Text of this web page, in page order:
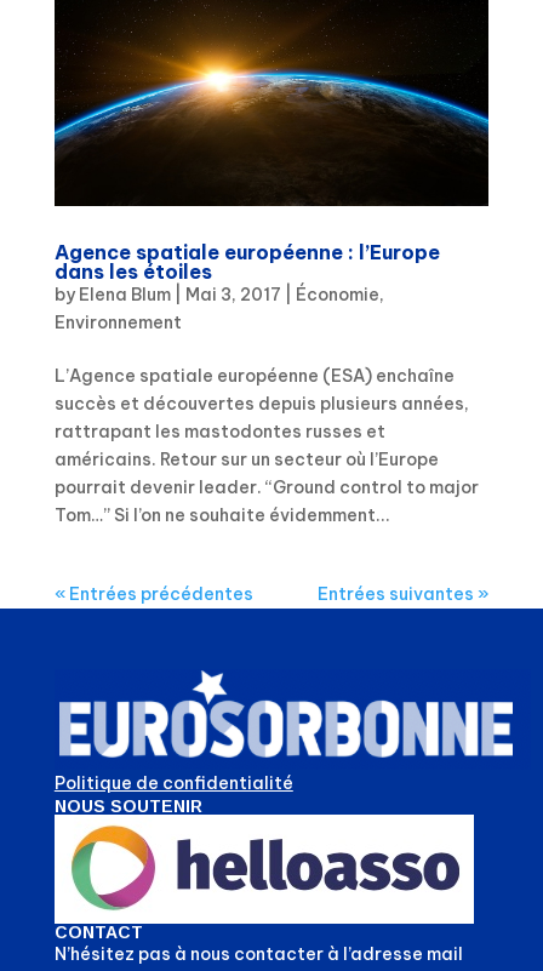
Agence spatiale européenne : l’Europe
dans les étoiles
by Elena Blum| Mai 3, 2017 Économie,
Environnement
L’Agence spatiale européenne (ESA) enchaîne
succès et découvertes depuis plusieurs années,
rattrapant les mastodontes russes et
américains. Retour sur un secteur où l’Europe
pourrait devenir leader. “Ground control to major
Tom…” Si l’on ne souhaite évidemment...
« Entrées précédentes Entrées suivantes »
Politique de confidentialité
NOUS SOUTENIR
CONTACT
N’hésitez pas à nous contacter à l’adresse mail